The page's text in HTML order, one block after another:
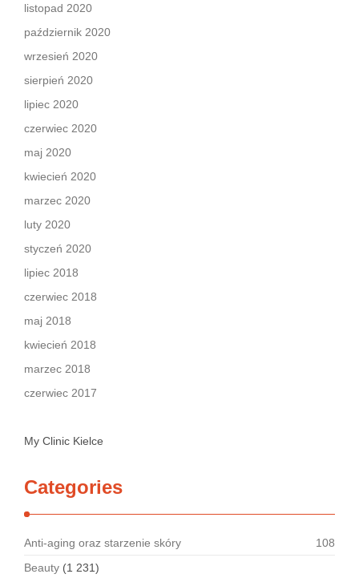
listopad 2020
październik 2020
wrzesień 2020
sierpień 2020
lipiec 2020
czerwiec 2020
maj 2020
kwiecień 2020
marzec 2020
luty 2020
styczeń 2020
lipiec 2018
czerwiec 2018
maj 2018
kwiecień 2018
marzec 2018
czerwiec 2017
My Clinic Kielce
Categories
Anti-aging oraz starzenie skóry
108
Beauty (1 231)